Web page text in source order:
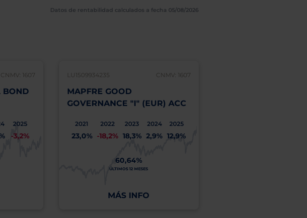
Datos de rentabilidad calculados a fecha 05/08/2026
CNMV: 1607
BOND
2025
-3,2%
LU1509934235 CNMV: 1607
MAPFRE GOOD
GOVERNANCE "I" (EUR) ACC
2021
23,0%
2022
-18,2%
2023
18,3%
2024
2,9%
2025
12,9%
60,64%
ÚLTIMOS 12 MESES
MÁS INFO